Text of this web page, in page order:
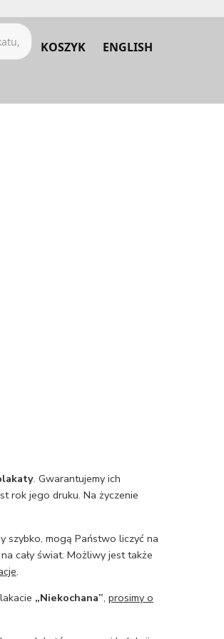
KOSZYK ENGLISH
. Gwarantujemy ich
rok jego druku. Na życzenie
szybko, mogą Państwo liczyć na
cały świat. Możliwy jest także
.
„Niekochana”, prosimy o